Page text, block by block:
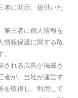
者に開示、提供いた
第三者に個人情報を
情報保護に関する取
。
される広告が掲載さ
者が、当社が運営す
を取得し、利用して